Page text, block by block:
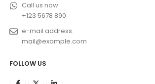
Call us now:
+123 5678 890
e-mail address:
mail@example.com
FOLLOW US